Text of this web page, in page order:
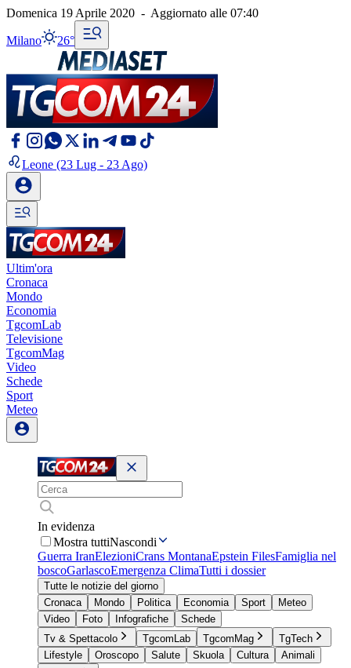
Domenica 19 Aprile 2020 - Aggiornato alle 07:40
Milano 26°
Leone (23 Lug - 23 Ago)
Ultim'ora
Cronaca
Mondo
Economia
TgcomLab
Televisione
TgcomMag
Video
Schede
Sport
Meteo
In evidenza
Mostra tuttiNascondi
Guerra IranElezioniCrans MontanaEpstein FilesFamiglia nel
boscoGarlascoEmergenza ClimaTutti i dossier
Tutte le notizie del giorno
Cronaca
Mondo Politica Economia Sport
Meteo
Video
Foto Infografiche
Schede
Tv & Spettacolo
TgcomLab TgcomMag
TgTech
Lifestyle
Oroscopo Salute Skuola Cultura
Animali